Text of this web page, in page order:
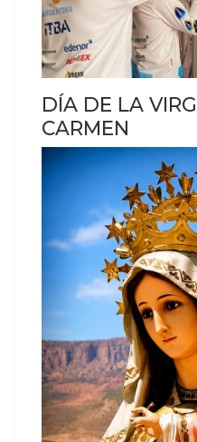
DÍA DE LA
CARMEN